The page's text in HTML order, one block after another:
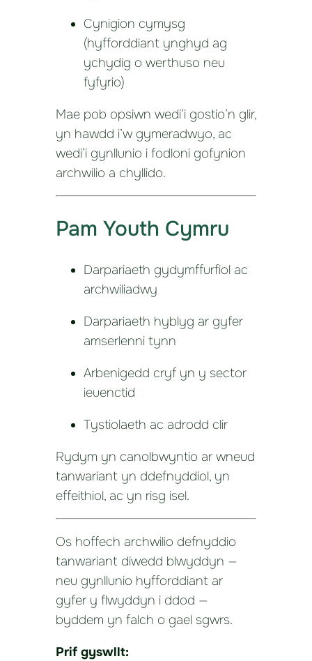
Cynigion cymysg
(hyfforddiant ynghyd ag
ychydig o werthuso neu
fyfyrio)
Mae pob opsiwn wedi’i gostio’n glir,
yn hawdd i’w gymeradwyo, ac
wedi’i gynllunio i fodloni gofynion
archwilio a chyllido.
Pam Youth Cymru
Darpariaeth gydymffurfiol ac
archwiliadwy
Darpariaeth hyblyg ar gyfer
amserlenni tynn
Arbenigedd cryf yn y sector
ieuenctid
Tystiolaeth ac adrodd clir
Rydym yn canolbwyntio ar wneud
tanwariant yn ddefnyddiol, yn
effeithiol, ac yn risg isel.
Os hoffech archwilio defnyddio
tanwariant diwedd blwyddyn —
neu gynllunio hyfforddiant ar
gyfer y flwyddyn i ddod —
byddem yn falch o gael sgwrs.
Prif gyswllt: